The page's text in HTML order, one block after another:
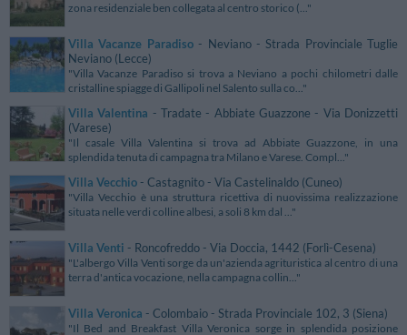
zona residenziale ben collegata al centro storico (..."
Villa Vacanze Paradiso- Neviano - Strada Provinciale Tuglie
Neviano (Lecce)
"Villa Vacanze Paradiso si trova a Neviano a pochi chilometri dalle
cristalline spiagge di Gallipoli nel Salento sulla co..."
Villa Valentina - Tradate - Abbiate Guazzone - Via Donizzetti
(Varese)
"Il casale Villa Valentina si trova ad Abbiate Guazzone, in una
splendida tenuta di campagna tra Milano e Varese. Compl..."
Villa Vecchio - Castagnito - Via Castelinaldo (Cuneo)
"Villa Vecchio è una struttura ricettiva di nuovissima realizzazione
situata nelle verdi colline albesi, a soli 8 km dal ..."
Villa Venti - Roncofreddo - Via Doccia, 1442 (Forlì-Cesena)
"L'albergo Villa Venti sorge da un'azienda agrituristica al centro di una
terra d'antica vocazione, nella campagna collin..."
Villa Veronica - Colombaio - Strada Provinciale 102, 3 (Siena)
"Il Bed and Breakfast Villa Veronica sorge in splendida posizione